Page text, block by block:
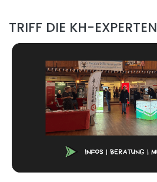
TRIFF DIE KH-EXPERTEN